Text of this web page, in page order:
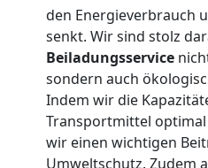
den Energieverbrauch
senkt. Wir sind stolz
Beiladungsservice
sondern auch
Indem wir die
Transportmittel
wir einen wichtigen
Umweltschutz. Zudem
Privatumzug
Wolfsberg